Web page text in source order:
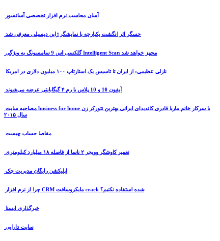
آسان محاسب نرم افزار تخصصی آسانسور
حسگر اثر انگشت یکپارچه با نمایشگر ژاپن دیسپلی معرفی شد
گلکسی اس 9 سامسونگ به ویژگی Intelligent Scan مجهز خواهد شد
نازلی عظیمی: از ایران تا تاسیس یک استارتاپ ۱۰۰ میلیون دلاری در امریکا
آیفون 10 و 10 پلاس با رم ۴ گیگابایتی عرضه می‌شوند
سال ۲۰۱۵
مفاصا حساب چیست
تعمیر کاوشگر وویجر ۲ ناسا از فاصله ۱۸ میلیارد کیلومتری
اپلیکشن رایگان مدیریت چک
چرا از نرم افزار CRM مایکروسافت crack شده استفاده نکنیم؟
خبرگذاری ایسنا
سایت دارایی